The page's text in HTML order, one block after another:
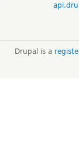
Drupal is a